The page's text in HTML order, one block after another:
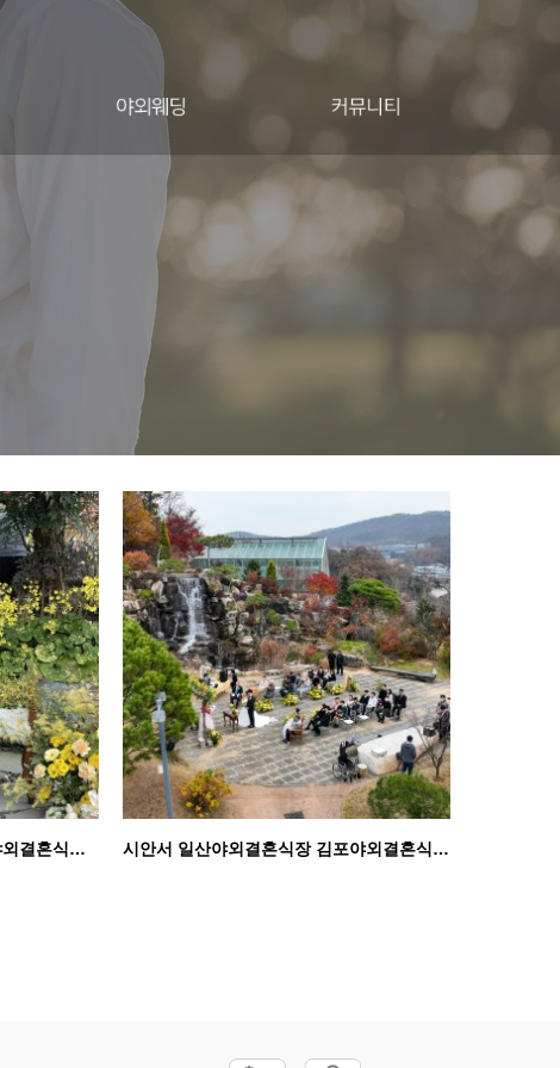
웨딩데코 꽃장식 시안서 고양야외결혼식장 일산야외결혼식장… 시안서 일산야외결혼식장 김포야외결혼식장 고양시야외결혼식…